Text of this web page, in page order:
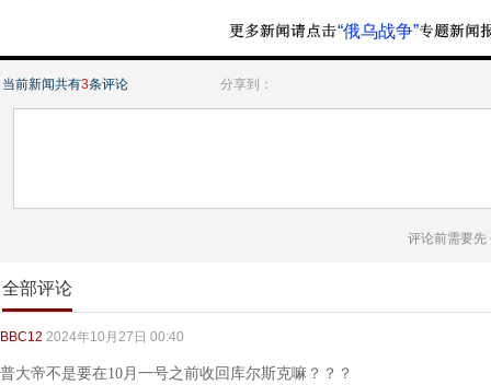
“俄乌战争”
当前新闻共有3条评论 分享到：
评论前需要先
全部评论
BBC12 2024年10月27日 00:40
普大帝不是要在10月一号之前收回库尔斯克嘛？？？